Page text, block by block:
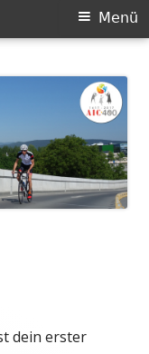
Menü
dein erster